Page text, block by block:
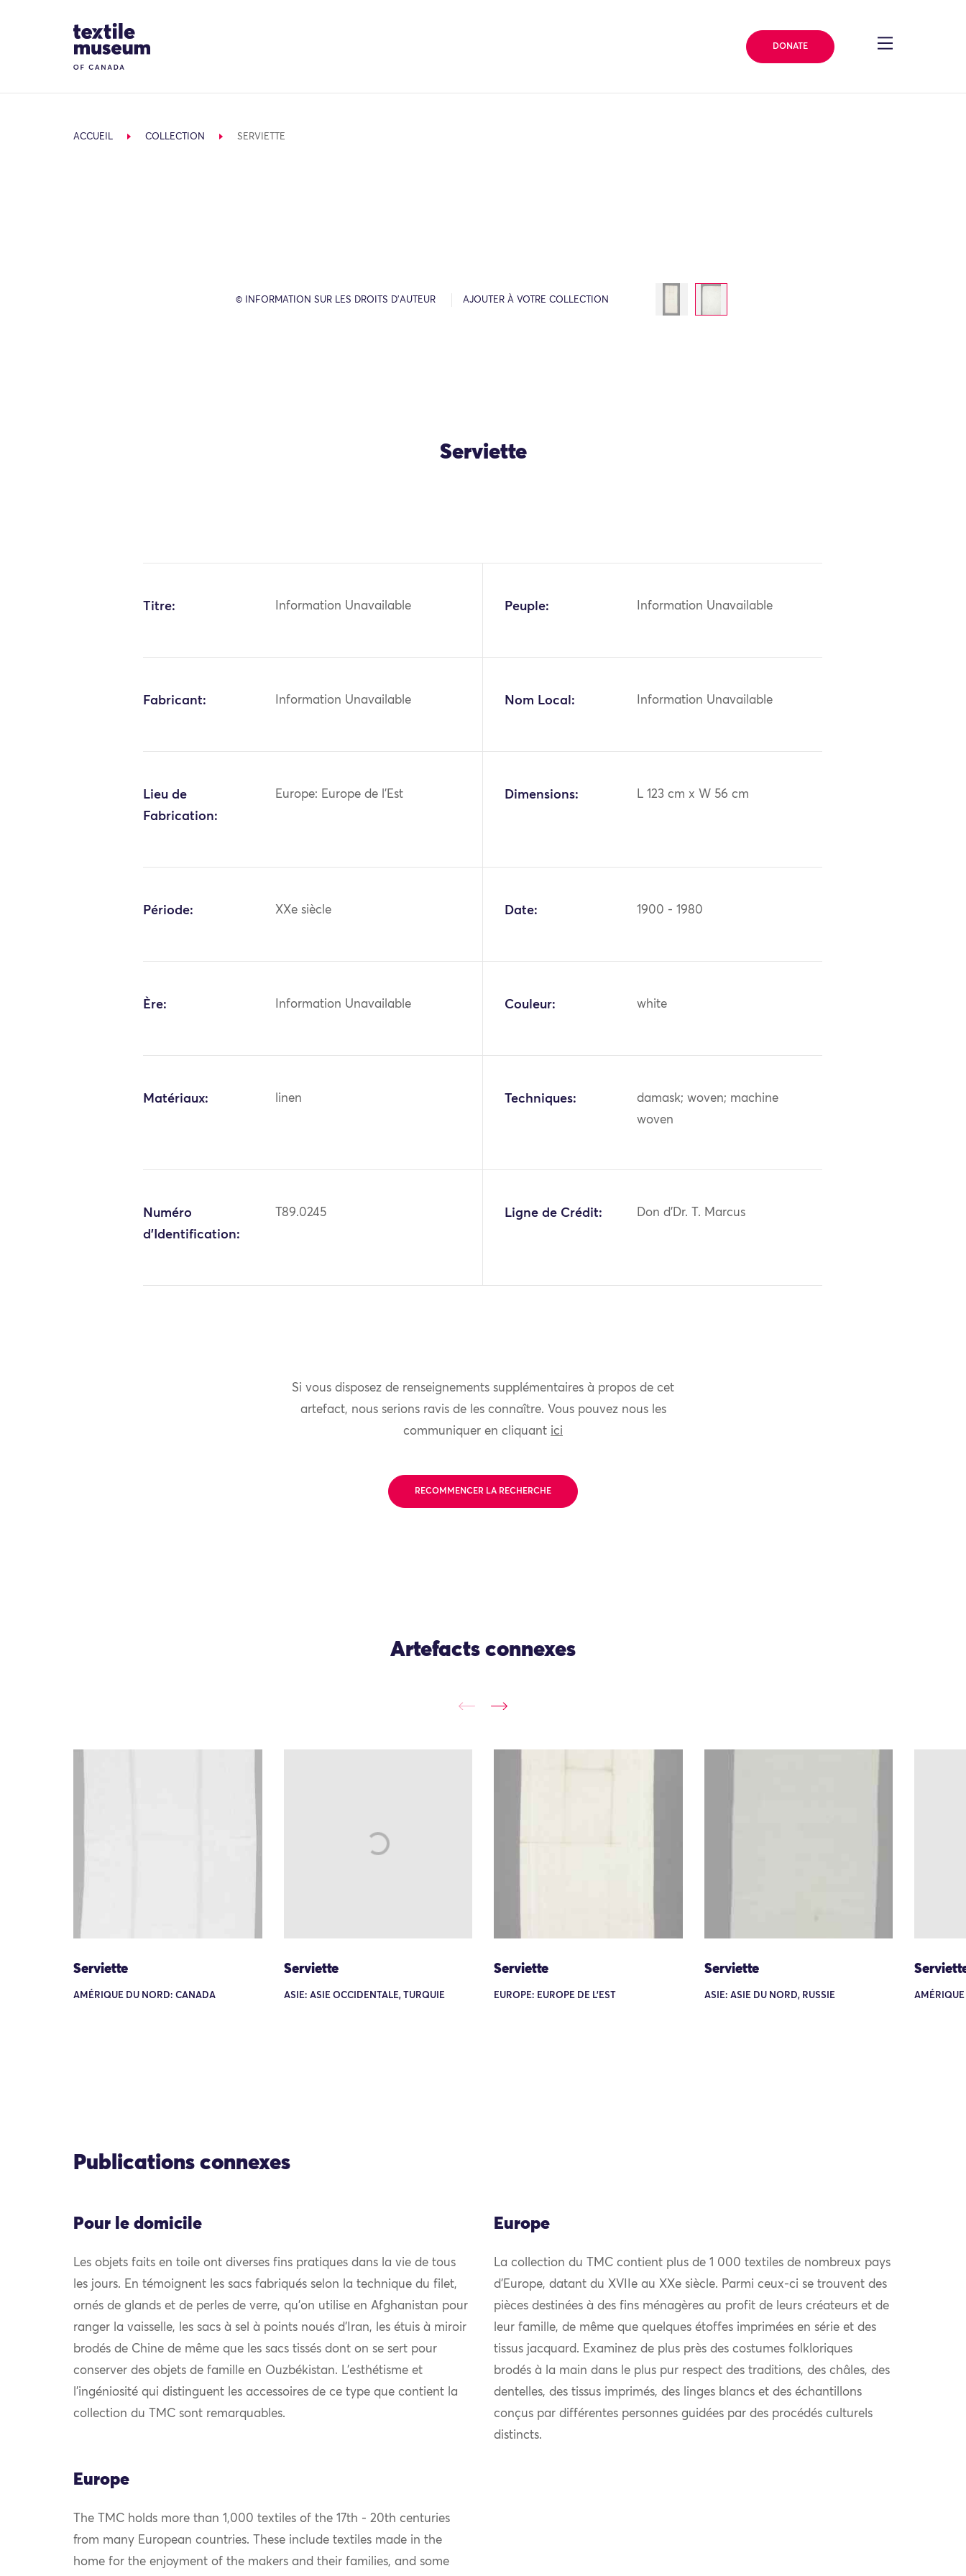
Site Logo
DONATE
ACCUEIL COLLECTION SERVIETTE
© INFORMATION SUR LES DROITS D’AUTEUR AJOUTER À VOTRE COLLECTION
Serviette
Titre: Information Unavailable Peuple: Information Unavailable
Fabricant: Information Unavailable Nom Local: Information Unavailable
Lieu de
Fabrication:
Europe: Europe de l'Est Dimensions: L 123 cm x W 56 cm
Période: XXe siècle Date: 1900 - 1980
Ère: Information Unavailable Couleur: white
Matériaux: linen Techniques:
damask; woven; machine
woven
Numéro
d'Identification:
T89.0245 Ligne de Crédit: Don d'Dr. T. Marcus
Si vous disposez de renseignements supplémentaires à propos de cet
artefact, nous serions ravis de les connaître. Vous pouvez nous les
communiquer en cliquant ici
RECOMMENCER LA RECHERCHE
Artefacts connexes
Serviette
AMÉRIQUE DU NORD: CANADA
Serviette
ASIE: ASIE OCCIDENTALE, TURQUIE
Serviette
EUROPE: EUROPE DE L'EST
Serviette
ASIE: ASIE DU NORD, RUSSIE
Publications connexes
Pour le domicile
Les objets faits en toile ont diverses fins pratiques dans la vie de tous
les jours. En témoignent les sacs fabriqués selon la technique du filet,
ornés de glands et de perles de verre, qu’on utilise en Afghanistan pour
ranger la vaisselle, les sacs à sel à points noués d’Iran, les étuis à miroir
brodés de Chine de même que les sacs tissés dont on se sert pour
conserver des objets de famille en Ouzbékistan. L’esthétisme et
l’ingéniosité qui distinguent les accessoires de ce type que contient la
collection du TMC sont remarquables.
Europe
La collection du TMC contient plus de 1 000 textiles de nombreux pays
d’Europe, datant du XVIIe au XXe siècle. Parmi ceux-ci se trouvent des
pièces destinées à des fins ménagères au profit de leurs créateurs et de
leur famille, de même que quelques étoffes imprimées en série et des
tissus jacquard. Examinez de plus près des costumes folkloriques
brodés à la main dans le plus pur respect des traditions, des châles, des
dentelles, des tissus imprimés, des linges blancs et des échantillons
conçus par différentes personnes guidées par des procédés culturels
distincts.
Europe
The TMC holds more than 1,000 textiles of the 17th - 20th centuries
from many European countries. These include textiles made in the
home for the enjoyment of the makers and their families, and some